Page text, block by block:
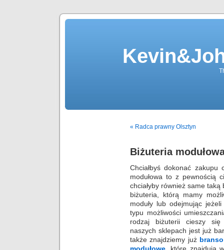
« Radca prawny Olsztyn
Biżuteria
Chciałbyś dokonać zakupu
modułowa to z pewnością
chciałyby również same
biżuteria, którą mamy
moduły lub odejmując
typu możliwości
rodzaj biżuterii cieszy się
naszych sklepach jest już
także znajdziemy już
modułowe , które znajdują